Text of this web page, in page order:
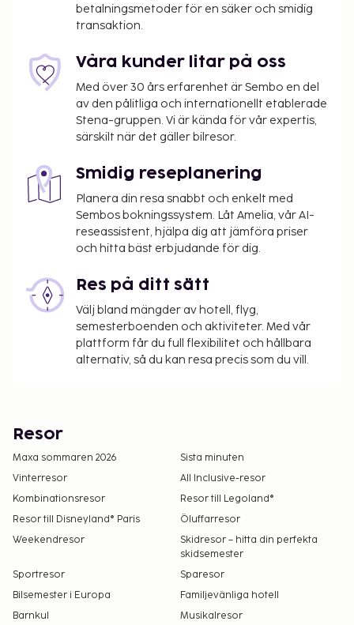
betalningsmetoder för en säker och smidig
transaktion.
Våra kunder litar på oss
Med över 30 års erfarenhet är Sembo en del
av den pålitliga och internationellt etablerade
Stena-gruppen. Vi är kända för vår expertis,
särskilt när det gäller bilresor.
Smidig reseplanering
Planera din resa snabbt och enkelt med
Sembos bokningssystem. Låt Amelia, vår AI-
reseassistent, hjälpa dig att jämföra priser
och hitta bäst erbjudande för dig.
Res på ditt sätt
Välj bland mängder av hotell, flyg,
semesterboenden och aktiviteter. Med vår
plattform får du full flexibilitet och hållbara
alternativ, så du kan resa precis som du vill.
Resor
Maxa sommaren 2026
Sista minuten
Vinterresor
All Inclusive-resor
Kombinationsresor
Resor till Legoland®
Resor till Disneyland® Paris
Öluffarresor
Weekendresor
Skidresor – hitta din perfekta
skidsemester
Sportresor
Sparesor
Bilsemester i Europa
Familjevänliga hotell
Barnkul
Musikalresor